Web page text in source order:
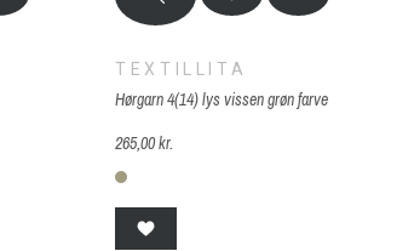
TEXTILLITA
Hørgarn 4(14) lys vissen grøn farve
265,00 kr.
4(14) vissengrøn